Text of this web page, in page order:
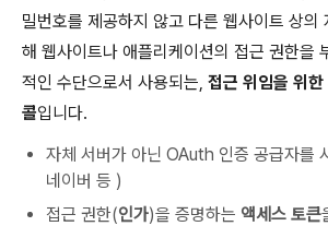
밀번호를 제공하지 않고 다른 웹사이트 상의
해 웹사이트나 애플리케이션의 접근 권한을
적인 수단으로서 사용되는, 접근 위임을 위
콜입니다.
자체 서버가 아닌 OAuth 인증 공급자를
네이버 등 )
접근 권한(인가)을 증명하는 액세스 토큰